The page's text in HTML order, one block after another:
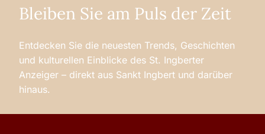
Bleiben Sie am Puls der Zeit
Entdecken Sie die neuesten Trends, Geschichten
und kulturellen Einblicke des St. Ingberter
Anzeiger – direkt aus Sankt Ingbert und darüber
hinaus.